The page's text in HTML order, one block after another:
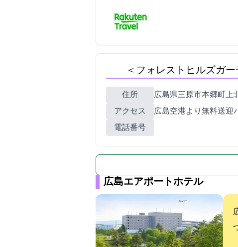
Forest Hills Garden＜フォレストヒルズ
住所
広島県三原市本郷町上北方
アクセス
広島空港より無料送迎バ
電話番号
広島エアポートホテル